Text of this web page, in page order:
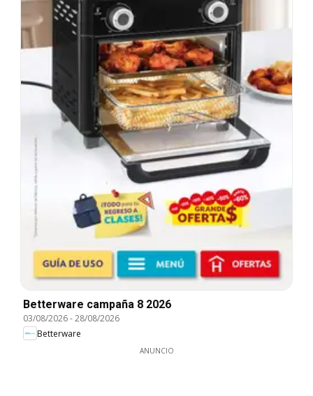
Betterware campaña 8 2026
03/08/2026-28/08/2026
Betterware
ANUNCIO